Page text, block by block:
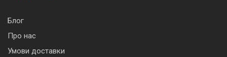
Блог
Про нас
Умови доставки